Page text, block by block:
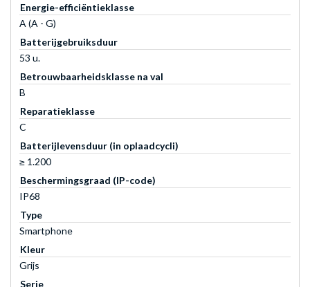
Energie-efficiëntieklasse
A (A - G)
Batterijgebruiksduur
53 u.
Betrouwbaarheidsklasse na val
B
Reparatieklasse
C
Batterijlevensduur (in oplaadcycli)
≥ 1.200
Beschermingsgraad (IP-code)
IP68
Type
Smartphone
Kleur
Grijs
Serie